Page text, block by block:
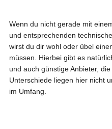
Wenn du nicht gerade mit
und entsprechenden
wirst du dir wohl oder übel
müssen. Hierbei gibt es
und auch günstige Anbieter,
Unterschiede liegen hier nicht
im Umfang.